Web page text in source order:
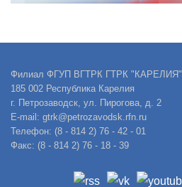
Филиал ФГУП ВГТРК ГТРК "КАРЕЛИЯ"
185 002 Республика Карелия
г. Петрозаводск, ул. Пирогова, д. 2
E-mail: gtrk@petrozavodsk.rfn.ru
Телефон: (8 - 814 2) 76 - 42 - 01
Факс: (8 - 814 2) 76 - 18 - 39